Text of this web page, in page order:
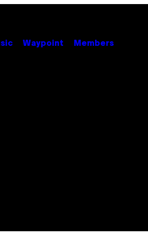
Waypoint Members